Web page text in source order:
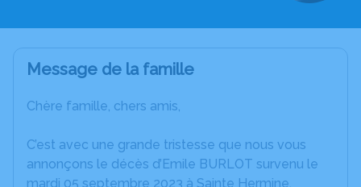
Message de la famille
Chère famille, chers amis,
C’est avec une grande tristesse que nous vous
annonçons le décès d’Emile BURLOT survenu le
mardi 05 septembre 2023 à Sainte Hermine.